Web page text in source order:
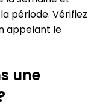
période. Vérifiez
appelant le
une